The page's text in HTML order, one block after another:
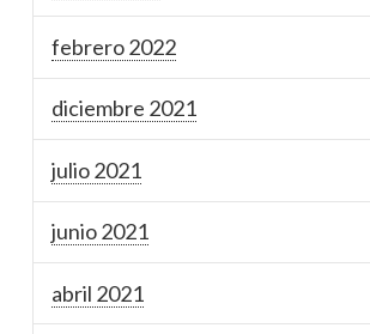
febrero 2022
diciembre 2021
julio 2021
junio 2021
abril 2021